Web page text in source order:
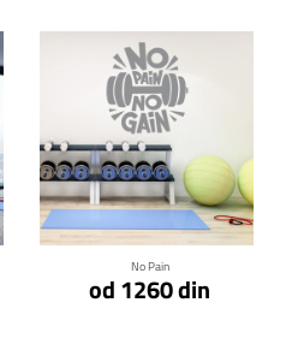
No Pain
od 1260 din
Klikni za detalje